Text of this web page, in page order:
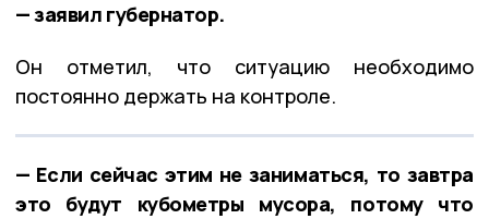
— заявил губернатор.
Он отметил, что ситуацию необходимо
постоянно держать на контроле.
— Если сейчас этим не заниматься, то завтра
это будут кубометры мусора, потому что